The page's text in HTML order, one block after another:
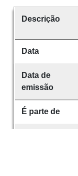
Descrição
Data
Data de
emissão
É parte de